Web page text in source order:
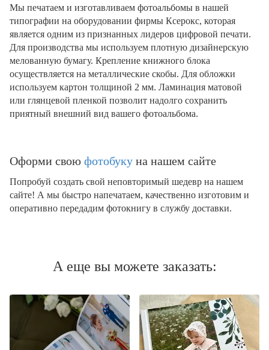
Мы печатаем и изготавливаем фотоальбомы в нашей
типографии на оборудовании фирмы Ксерокс, которая
является одним из признанных лидеров цифровой печати.
Для производства мы используем плотную дизайнерскую
мелованную бумагу. Крепление книжного блока
осуществляется на металлические скобы. Для обложки
используем картон толщиной 2 мм. Ламинация матовой
или глянцевой пленкой позволит надолго сохранить
приятный внешний вид вашего фотоальбома.
Оформи свою фотобуку на нашем сайте
Попробуй создать свой неповторимый шедевр на нашем
сайте! А мы быстро напечатаем, качественно изготовим и
оперативно передадим фотокнигу в службу доставки.
А еще вы можете заказать: